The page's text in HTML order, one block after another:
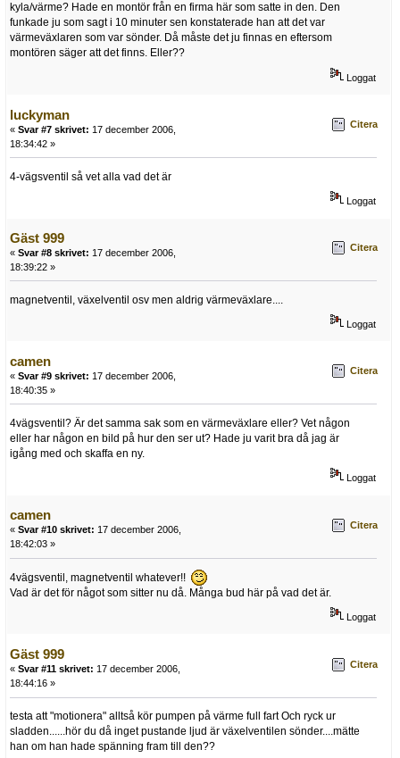
kyla/värme? Hade en montör från en firma här som satte in den. Den
funkade ju som sagt i 10 minuter sen konstaterade han att det var
värmeväxlaren som var sönder. Då måste det ju finnas en eftersom
montören säger att det finns. Eller??
Loggat
luckyman
« Svar #7 skrivet: 17 december 2006,
18:34:42 »
Citera
4-vägsventil så vet alla vad det är
Loggat
Gäst 999
« Svar #8 skrivet: 17 december 2006,
18:39:22 »
Citera
magnetventil, växelventil osv men aldrig värmeväxlare....
Loggat
camen
« Svar #9 skrivet: 17 december 2006,
18:40:35 »
Citera
4vägsventil? Är det samma sak som en värmeväxlare eller? Vet någon
eller har någon en bild på hur den ser ut? Hade ju varit bra då jag är
igång med och skaffa en ny.
Loggat
camen
« Svar #10 skrivet: 17 december 2006,
18:42:03 »
Citera
4vägsventil, magnetventil whatever!!
Vad är det för något som sitter nu då. Många bud här på vad det är.
Loggat
Gäst 999
« Svar #11 skrivet: 17 december 2006,
18:44:16 »
Citera
testa att "motionera" alltså kör pumpen på värme full fart Och ryck ur
sladden......hör du då inget pustande ljud är växelventilen sönder....mätte
han om han hade spänning fram till den??